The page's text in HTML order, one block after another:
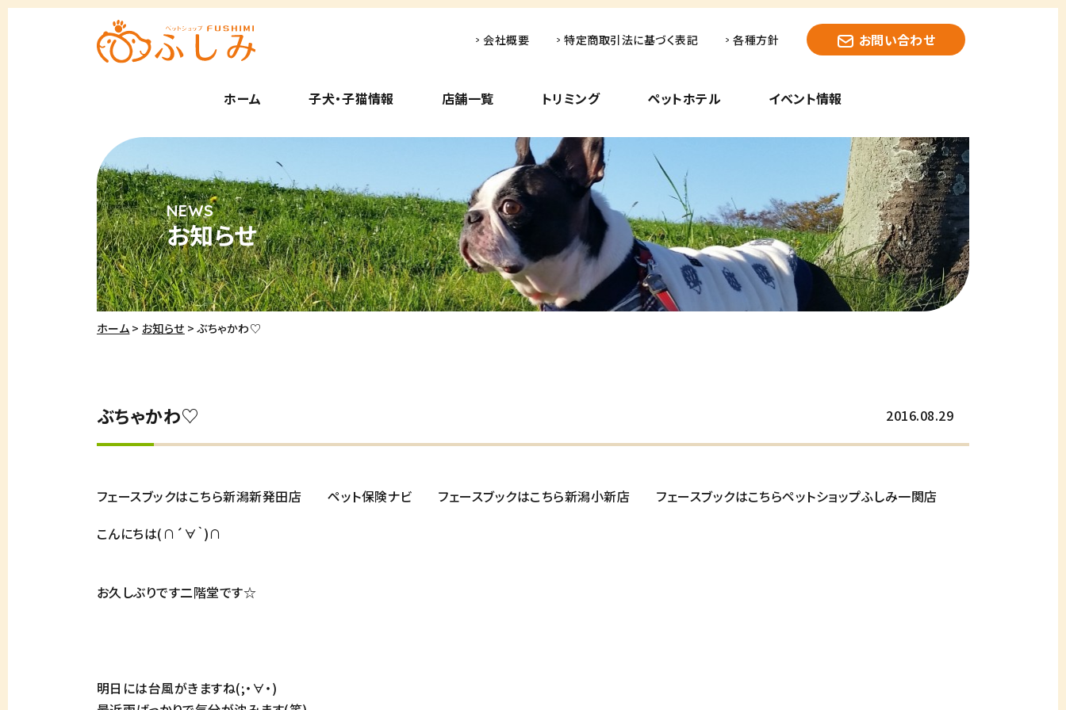
ホーム 子犬・子猫情報 店舗一覧 トリミング ペットホテル イベント情報
会社概要 特定商取引法に基づく表記 各種方針 お問い合わせ
お知らせ
ホーム お知らせ ぶちゃかわ♡
2016.08.29
ぶちゃかわ♡
フェースブックはこちら新潟新発田店 ペット保険ナビ フェースブックはこちら新潟小新店
フェースブックはこちらペットショップふしみ一関店
こんにちは(∩´∀｀)∩
お久しぶりです二階堂です☆
明日には台風がきますね(;・∀・)